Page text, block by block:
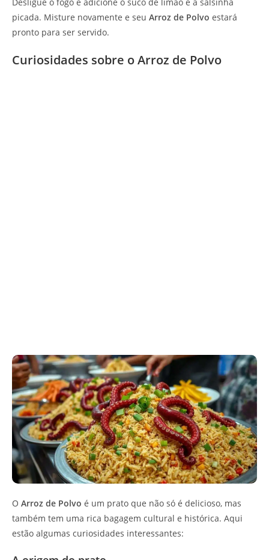
picada. Misture novamente e seu Arroz de Polvo estará
pronto para ser servido.
Curiosidades sobre o Arroz de Polvo
O Arroz de Polvo é um prato que não só é delicioso, mas
também tem uma rica bagagem cultural e histórica. Aqui
estão algumas curiosidades interessantes: